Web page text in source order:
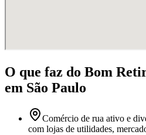
O que faz do Bom
em São Paulo
Comércio de rua ativo e
com lojas de utilidades,